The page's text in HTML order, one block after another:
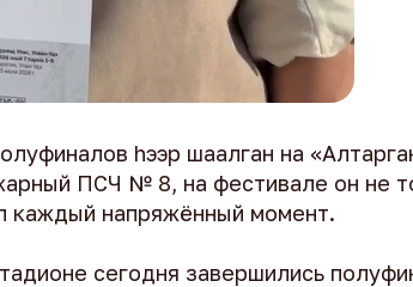
hээр шаалган на
ПСЧ № 8, на фестивале он не
каждый напряжённый момент.
сегодня завершились